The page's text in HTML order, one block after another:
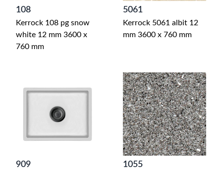
108
Kerrock 108 pg snow
white 12 mm 3600 x
760 mm
5061
Kerrock 5061 albit 12
mm 3600 x 760 mm
909 1055